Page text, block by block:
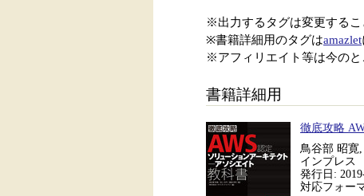
※出力するタグは変更するこ
※書籍詳細用のタグはamazlet
※アフィリエイト等は今のと
書籍詳細用
徹底攻略
鳥谷部 昭寛
インプレス
発行日:
対応フォー